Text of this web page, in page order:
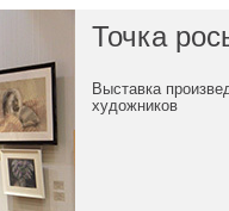
Точка
Выставка
художников